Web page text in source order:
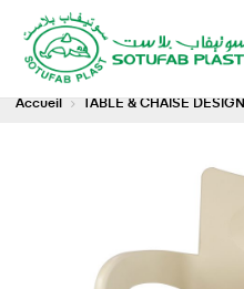
Accueil TABLE & CHAISE DESIGN